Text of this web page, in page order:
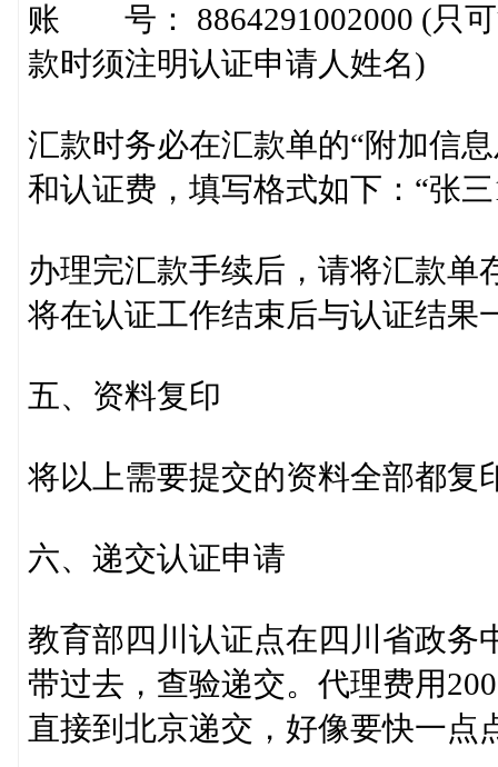
账 号： 8864291002000 (只可
款时须注明认证申请人姓名)
汇款时务必在汇款单的“附加信
和认证费，填写格式如下：“张
办理完汇款手续后，请将汇款单
将在认证工作结束后与认证结果
五、资料复印
将以上需要提交的资料全部都复
六、递交认证申请
教育部四川认证点在四川省政务
带过去，查验递交。代理费用
直接到北京递交，好像要快一点